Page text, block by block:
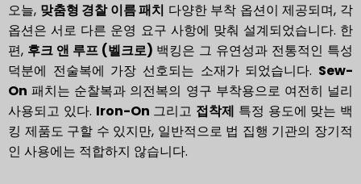
오늘, 맞춤형 경찰 이름 패치 다양한 부착 옵션이 제공되며, 각
옵션은 서로 다른 운영 요구 사항에 맞춰 설계되었습니다. 한
편, 후크 앤 루프 (벨크로) 백킹은 그 유연성과 전통적인 특성
덕분에 전술복에 가장 선호되는 소재가 되었습니다. Sew-
On 패치는 순찰복과 의전복의 영구 부착용으로 여전히 널리
사용되고 있다. Iron-On 그리고 접착제 특정 용도에 맞는 백
킹 제품도 구할 수 있지만, 일반적으로 법 집행 기관의 장기적
인 사용에는 적합하지 않습니다.